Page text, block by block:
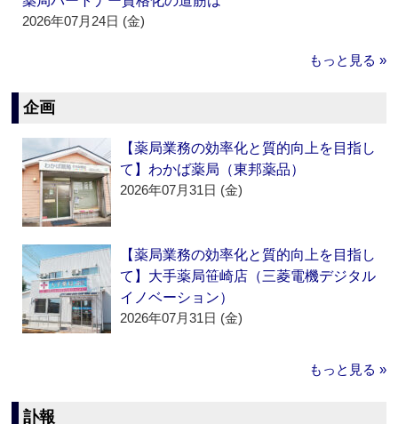
2026年07月24日 (金)
もっと見る »
企画
【薬局業務の効率化と質的向上を目指し
て】わかば薬局（東邦薬品）
2026年07月31日 (金)
【薬局業務の効率化と質的向上を目指し
て】大手薬局笹崎店（三菱電機デジタル
イノベーション）
2026年07月31日 (金)
もっと見る »
訃報